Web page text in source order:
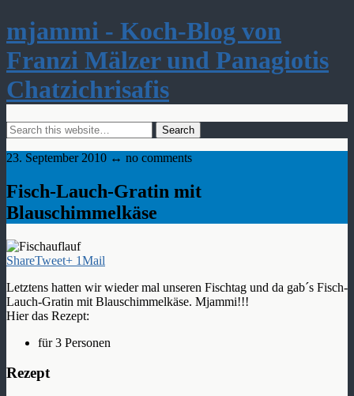
mjammi - Koch-Blog von
Franzi Mälzer und Panagiotis
Chatzichrisafis
23. September 2010 ↔ no comments
Fisch-Lauch-Gratin mit
Blauschimmelkäse
ShareTweet+ 1Mail
Letztens hatten wir wieder mal unseren Fischtag und da gab´s Fisch-
Lauch-Gratin mit Blauschimmelkäse. Mjammi!!!
Hier das Rezept:
für 3 Personen
Rezept